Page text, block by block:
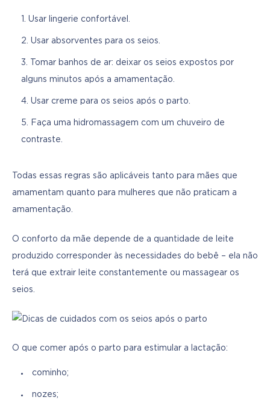
Usar lingerie confortável.
Usar absorventes para os seios.
Tomar banhos de ar: deixar os seios expostos por
alguns minutos após a amamentação.
Usar creme para os seios após o parto.
Faça uma hidromassagem com um chuveiro de
contraste.
Todas essas regras são aplicáveis tanto para mães que
amamentam quanto para mulheres que não praticam a
amamentação.
O conforto da mãe depende de a quantidade de leite
produzido corresponder às necessidades do bebê – ela não
terá que extrair leite constantemente ou massagear os
seios.
O que comer após o parto para estimular a lactação:
cominho;
nozes;